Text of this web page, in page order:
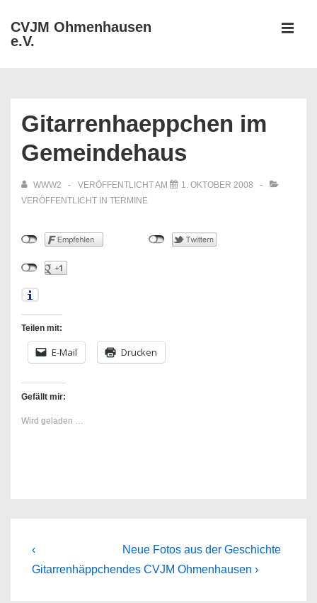
Zum
Inhalt
CVJM Ohmenhausen
e.V.
Gitarrenhaeppchen im
Gemeindehaus
WWW2 VERÖFFENTLICHT AM
1. OKTOBER 2008
VERÖFFENTLICHT IN TERMINE
Teilen mit:
E-Mail Drucken
Gefällt mir:
Wird geladen …
Beitragsnavigation
Previous
Post
‹
Gitarrenhäppchen
Next
Post
Neue Fotos aus der Geschichte
des CVJM Ohmenhausen ›